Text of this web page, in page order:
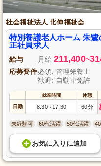
社会福祉法人 北伸福祉会
特別養護老人ホーム 朱
正社員求人
給与 月給 211,400~
応募要件必須: 管理栄養士
歓迎: 自動車免許
就業時間 休憩
日勤 8:30～ 17:30 60分
未経験可 60代活躍 50代活躍
お気に入り に追加